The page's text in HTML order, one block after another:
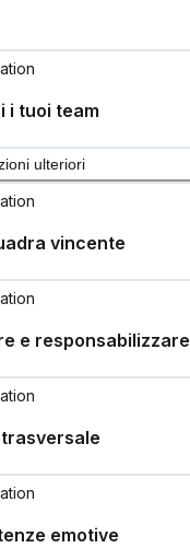
i tuoi team
ulteriori
vincente
e responsabilizzare
emotive